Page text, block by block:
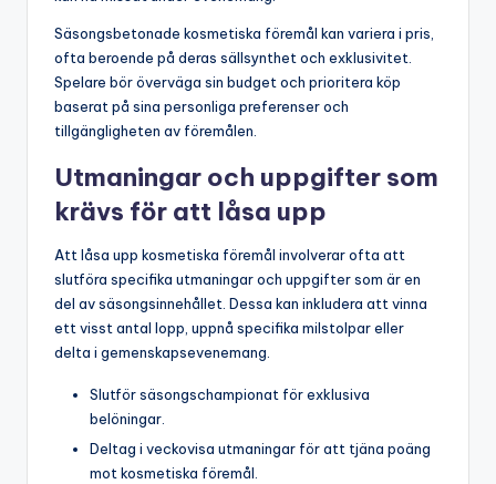
Säsongsbetonade kosmetiska föremål kan variera i pris,
ofta beroende på deras sällsynthet och exklusivitet.
Spelare bör överväga sin budget och prioritera köp
baserat på sina personliga preferenser och
tillgängligheten av föremålen.
Utmaningar och uppgifter som
krävs för att låsa upp
Att låsa upp kosmetiska föremål involverar ofta att
slutföra specifika utmaningar och uppgifter som är en
del av säsongsinnehållet. Dessa kan inkludera att vinna
ett visst antal lopp, uppnå specifika milstolpar eller
delta i gemenskapsevenemang.
Slutför säsongschampionat för exklusiva
belöningar.
Deltag i veckovisa utmaningar för att tjäna poäng
mot kosmetiska föremål.